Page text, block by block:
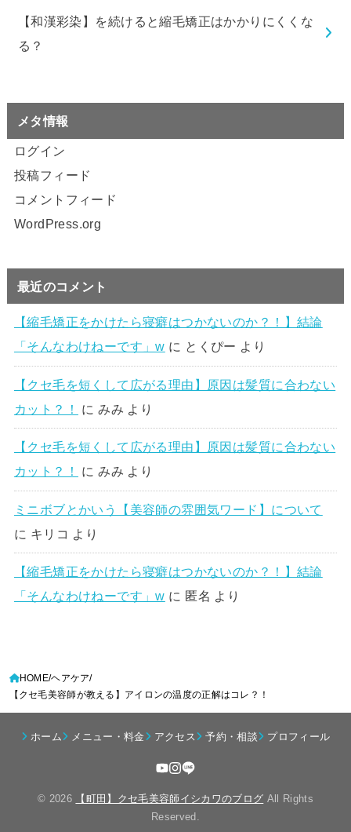
【和漢彩染】を続けると縮毛矯正はかかりにくくな
る？
メタ情報
ログイン
投稿フィード
コメントフィード
WordPress.org
最近のコメント
【縮毛矯正をかけたら寝癖はつかないのか？！】結論
「そんなわけねーです」w に とくぴー より
【クセ毛を短くして広がる理由】原因は髪質に合わない
カット？！
にみみ より
【クセ毛を短くして広がる理由】原因は髪質に合わない
カット？！
にみみ より
ミニボブとかいう【美容師の雰囲気ワード】について
に キリコ より
【縮毛矯正をかけたら寝癖はつかないのか？！】結論
「そんなわけねーです」w に 匿名 より
HOME ヘアケア
【クセ毛美容師が教える】アイロンの温度の正解はコレ？！
ホーム メニュー・料金 アクセス 予約・相談 プロフィール
© 2026 【町田】クセ毛美容師イシカワのブログ All Rights
Reserved.